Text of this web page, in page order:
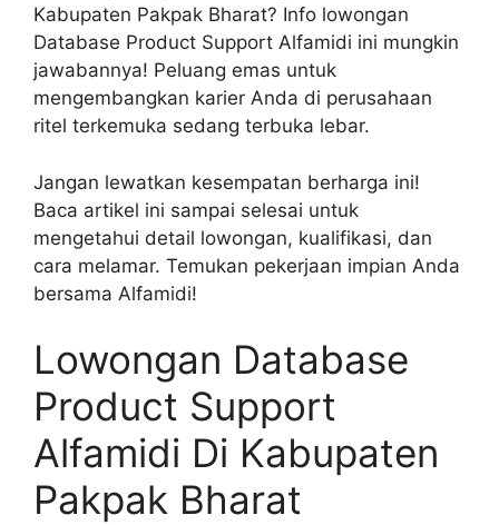
Kabupaten Pakpak Bharat? Info lowongan
Database Product Support Alfamidi ini mungkin
jawabannya! Peluang emas untuk
mengembangkan karier Anda di perusahaan
ritel terkemuka sedang terbuka lebar.
Jangan lewatkan kesempatan berharga ini!
Baca artikel ini sampai selesai untuk
mengetahui detail lowongan, kualifikasi, dan
cara melamar. Temukan pekerjaan impian Anda
bersama Alfamidi!
Lowongan Database
Product Support
Alfamidi Di Kabupaten
Pakpak Bharat